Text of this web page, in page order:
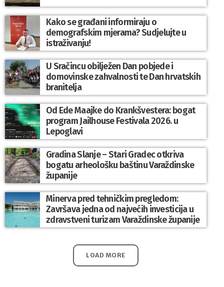
Kako se građani informiraju o
demografskim mjerama? Sudjelujte u
istraživanju!
U Sračincu obilježen Dan pobjede i
domovinske zahvalnosti te Dan hrvatskih
branitelja
Od Ede Maajke do Krankšvestera: bogat
program Jailhouse Festivala 2026. u
Lepoglavi
Gradina Slanje – Stari Gradec otkriva
bogatu arheološku baštinu Varaždinske
županije
Minerva pred tehničkim pregledom:
Završava jedna od najvećih investicija u
zdravstveni turizam Varaždinske županije
LOAD MORE